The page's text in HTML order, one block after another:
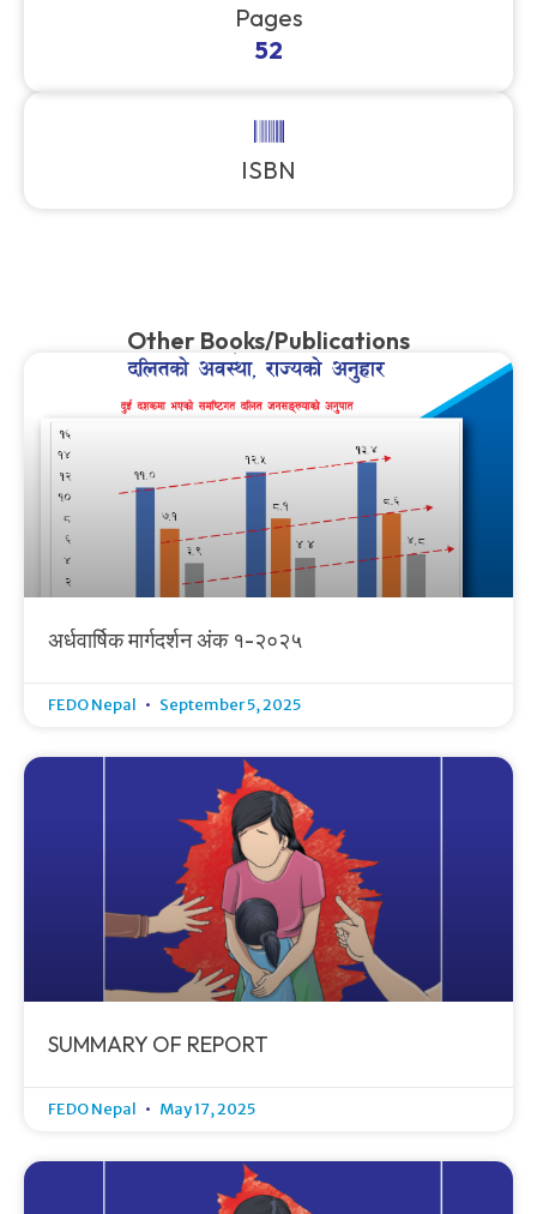
Pages​
52
ISBN
Other Books/Publications
अर्धवार्षिक मार्गदर्शन अंक १-२०२५
FEDO Nepal September 5, 2025
SUMMARY OF REPORT
FEDO Nepal May 17, 2025